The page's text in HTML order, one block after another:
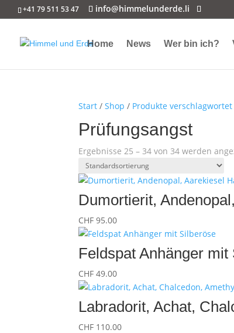
+41 79 511 53 47 info@himmelunderde.li
Home News Wer bin ich?
Start /Shop / Produkte
Prüfungsangst
Ergebnisse 25 – 34 von 34 werden
Dumortierit,
CHF 95.00
Feldspat Anhänger mit
CHF 49.00
Labradorit, Achat,
CHF 110.00